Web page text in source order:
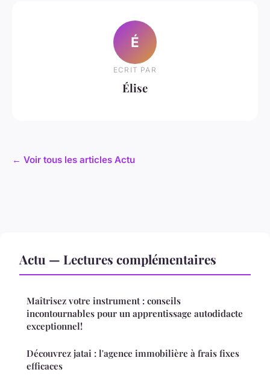
É
ECRIT PAR
Élise
← Voir tous les articles Actu
Actu — Lectures complémentaires
Maîtrisez votre instrument : conseils
incontournables pour un apprentissage autodidacte
exceptionnel!
Découvrez jatai : l'agence immobilière à frais fixes
efficaces